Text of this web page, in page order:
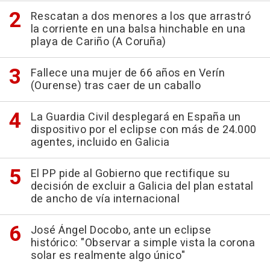
Rescatan a dos menores a los que arrastró
la corriente en una balsa hinchable en una
playa de Cariño (A Coruña)
Fallece una mujer de 66 años en Verín
(Ourense) tras caer de un caballo
La Guardia Civil desplegará en España un
dispositivo por el eclipse con más de 24.000
agentes, incluido en Galicia
El PP pide al Gobierno que rectifique su
decisión de excluir a Galicia del plan estatal
de ancho de vía internacional
José Ángel Docobo, ante un eclipse
histórico: "Observar a simple vista la corona
solar es realmente algo único"